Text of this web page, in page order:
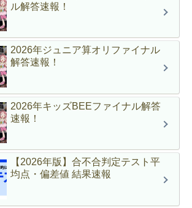
ル解答速報！
2026年ジュニア算オリファイナル
解答速報！
2026年キッズBEEファイナル解答
速報！
【2026年版】合不合判定テスト平
均点・偏差値 結果速報